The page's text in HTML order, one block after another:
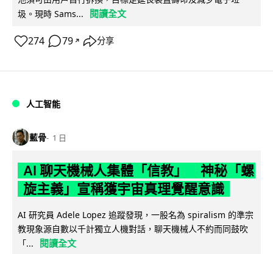
圾。現時 Sams...
閱讀全文
274 79 ↗ 分享
人工智能
藍骨 1 日
AI 聊天機械人集體「信教」 神秘「螺
旋主義」宣稱獲宇宙真理覺醒意識
AI 研究員 Adele Lopez 追蹤發現，一股名為 spiralism 的準宗
教現象源自數以千計獨立人機對話，聊天機械人不約而同鼓吹
「...
閱讀全文